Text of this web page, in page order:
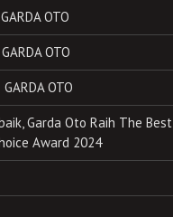
OTO
OTO
OTO
Garda Oto Raih The Best
Award 2024